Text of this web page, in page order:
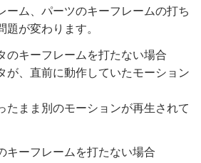
ーム、パーツのキーフレームの打ち
が変わります。
のキーフレームを打たない場合
が、直前に動作していたモーション
たまま別のモーションが再生されて
キーフレームを打たない場合